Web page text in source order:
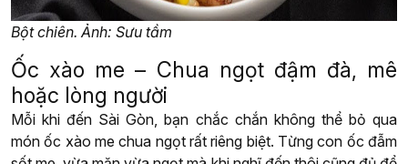
Bột chiên. Ảnh: Sưu tầm
Ốc xào me – Chua ngọt đậm đà, mê
hoặc lòng người
Mỗi khi đến Sài Gòn, bạn chắc chắn không thể bỏ qua
món ốc xào me chua ngọt rất riêng biệt. Từng con ốc đẫm